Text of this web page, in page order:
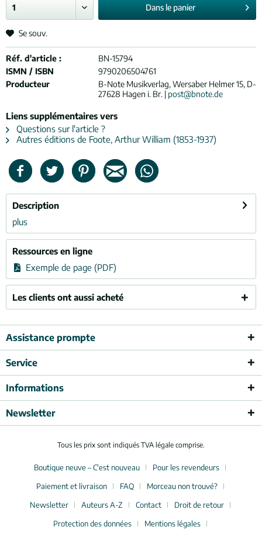
Dans le panier
Se souv.
Réf. d'article :
BN-15794
ISMN / ISBN
9790206504761
Producteur
B-Note Musikverlag, Wersaber Helmer 15, D-
27628 Hagen i. Br. | post@bnote.de
Liens supplémentaires vers
Questions sur l'article ?
Autres éditions de Foote, Arthur William (1853-1937)
Description
plus
Ressources en ligne
Exemple de page (PDF)
Les clients ont aussi acheté
Assistance prompte
Service
Informations
Newsletter
Tous les prix sont indiqués TVA légale comprise.
Boutique neuve – C'est nouveau
Pour les revendeurs
Paiement et livraison
FAQ
Morceau non trouvé?
Newsletter
Auteurs A-Z Contact
Droit de retour
Protection des données
Mentions légales